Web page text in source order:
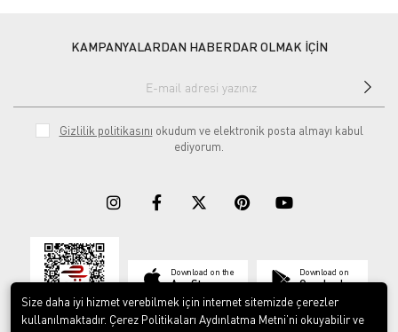
KAMPANYALARDAN HABERDAR OLMAK İÇİN
Gizlilik politikasını okudum ve elektronik posta almayı kabul
ediyorum.
Download on the
App Store
Download on
Google play
Size daha iyi hizmet verebilmek için internet sitemizde çerezler
kullanılmaktadır. Çerez Politikaları Aydınlatma Metni’ni okuyabilir ve